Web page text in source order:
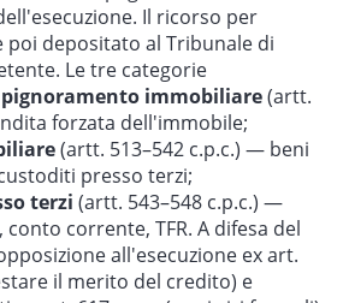
Il ricorso per
depositato al Tribunale di
Le tre categorie
pignoramento immobiliare(artt.
forzata dell'immobile;
(artt. 513–542 c.p.c.) — beni
presso terzi;
terzi (artt. 543–548 c.p.c.) —
corrente, TFR. A difesa del
all'esecuzione ex art.
il merito del credito) e